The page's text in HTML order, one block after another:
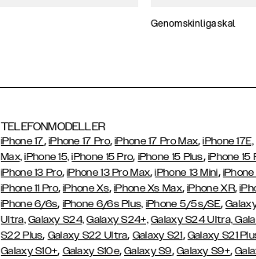
Genomskinliga skal
TELEFONMODELLER
iPhone 17, iPhone 17 Pro,iPhone 17 Pro Max,iPhone 17E,
Max, iPhone 15, iPhone 15 Pro, iPhone 15 Plus, iPhone 15
iPhone 13 Pro,iPhone 13 Pro Max,iPhone 13 Mini, iPhone
iPhone 11 Pro,iPhone Xs,iPhone Xs Max,iPhone XR,
iPhone 6/6s, iPhone 6/6s Plus, iPhone 5/5s/SE,
Ultra, Galaxy S24, Galaxy S24+, Galaxy S24 Ultra,
S22 Plus, Galaxy S22 Ultra, Galaxy S21, Galaxy S21
Galaxy S10+, Galaxy S10e,Galaxy S9, Galaxy S9+,